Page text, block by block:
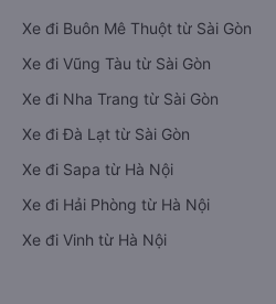
Xe đi Buôn Mê Thuột từ Sài Gòn
Xe đi Vũng Tàu từ Sài Gòn
Xe đi Nha Trang từ Sài Gòn
Xe đi Đà Lạt từ Sài Gòn
Xe đi Sapa từ Hà Nội
Xe đi Hải Phòng từ Hà Nội
Xe đi Vinh từ Hà Nội